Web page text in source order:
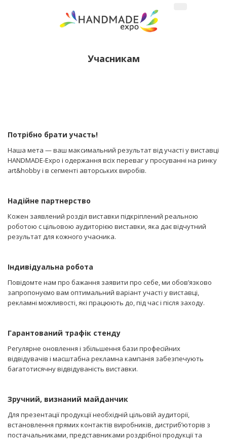
Учасникам
Потрібно брати участь!
Наша мета — ваш максимальний результат від участі у виставці
HANDMADE-Expo і одержання всіх переваг у просуванні на ринку
art&hobby і в сегменті авторських виробів.
Надійне партнерство
Кожен заявлений розділ виставки підкріплений реальною
роботою c цільовою аудиторією виставки, яка дає відчутний
результат для кожного учасника.
Індивідуальна робота
Повідомте нам про бажання заявити про себе, ми обов’язково
запропонуємо вам оптимальний варіант участі у виставці,
рекламні можливості, які працюють до, під час і після заходу.
Гарантований трафік стенду
Регулярне оновлення і збільшення бази професійних
відвідувачів і масштабна рекламна кампанія забезпечують
багатотисячну відвідуваність виставки.
Зручний, визнаний майданчик
Для презентації продукції необхідній цільовій аудиторії,
встановлення прямих контактів виробників, дистриб’юторів з
постачальниками, представниками роздрібної продукції та